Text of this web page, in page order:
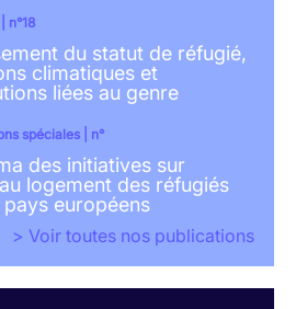
n°18
du statut de réfugié,
climatiques et
liées au genre
spéciales | n°
des initiatives sur
logement des réfugiés
pays européens
> Voir toutes nos publications